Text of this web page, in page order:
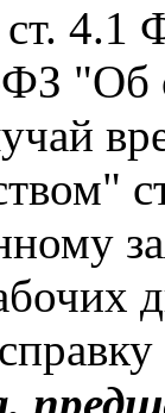
4.1
"Об